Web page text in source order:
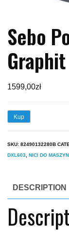
Sebo
1599,00zł
Kup
SKU: 82490132280B
DXL603 NICI DO
DESCRIPTION